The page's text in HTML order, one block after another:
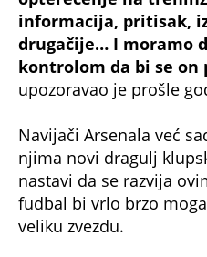
informacija, pritisak,
drugačije… I moramo
kontrolom da bi se on
upozoravao je prošle
Navijači Arsenala već
njima novi dragulj
nastavi da se razvija
fudbal bi vrlo brzo
veliku zvezdu.